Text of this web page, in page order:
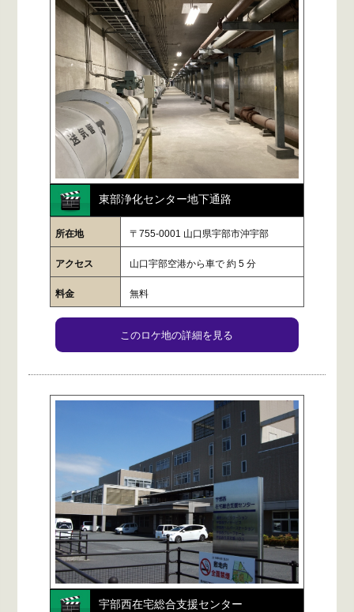
東部浄化センター地下通路
所在地 〒755-0001 山口県宇部市沖宇部
アクセス 山口宇部空港から車で 約 5 分
料金 無料
このロケ地の詳細を見る
宇部西在宅総合支援センター